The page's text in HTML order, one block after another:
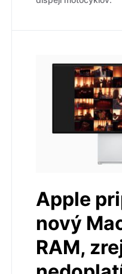
Apple
nový
RAM,